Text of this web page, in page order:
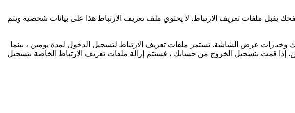
يقبل ملفات تعريف الارتباط. لا يحتوي ملف تعريف الارتباط هذا على بيانات شخصية ويتم
عرض الشاشة. تستمر ملفات تعريف الارتباط لتسجيل الدخول لمدة يومين ، بينما
قمت بتسجيل الخروج من حسابك ، فستتم إزالة ملفات تعريف الارتباط الخاصة بتسجيل